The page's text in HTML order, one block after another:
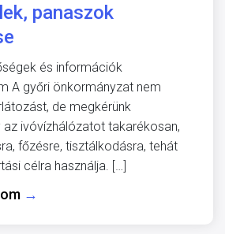
panaszok
és információk
A győri önkormányzat nem
de megkérünk
az ivóvízhálózatot takarékosan,
főzésre, tisztálkodásra, tehát
célra használja. […]
→